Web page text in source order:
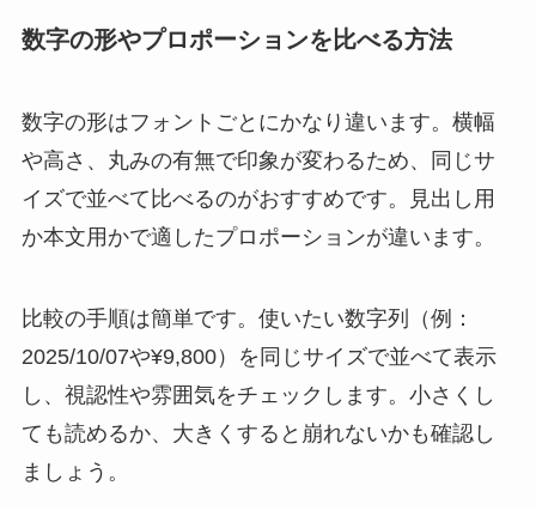
数字の形やプロポーションを比べる方法
数字の形はフォントごとにかなり違います。横幅
や高さ、丸みの有無で印象が変わるため、同じサ
イズで並べて比べるのがおすすめです。見出し用
か本文用かで適したプロポーションが違います。
比較の手順は簡単です。使いたい数字列（例：
2025/10/07や¥9,800）を同じサイズで並べて表示
し、視認性や雰囲気をチェックします。小さくし
ても読めるか、大きくすると崩れないかも確認し
ましょう。